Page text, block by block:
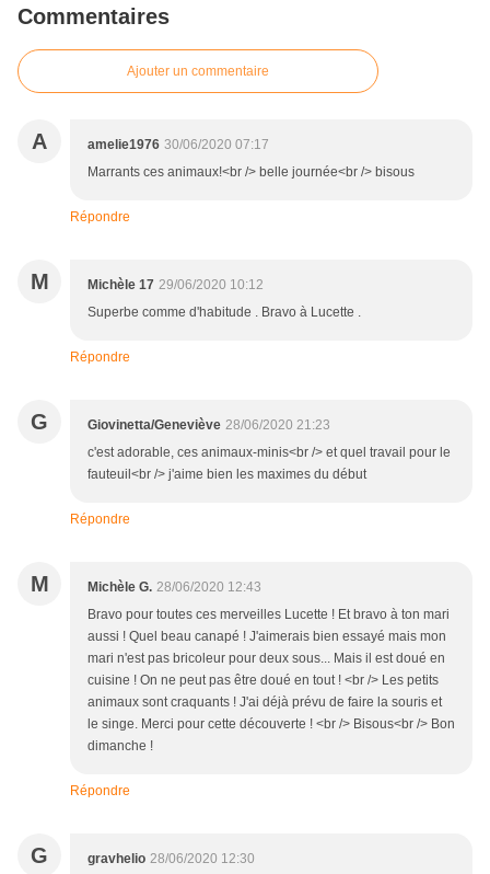
Commentaires
Ajouter un commentaire
A amelie1976 30/06/2020 07:17
Marrants ces animaux!<br /> belle journée<br /> bisous
Répondre
M Michèle 17 29/06/2020 10:12
Superbe comme d'habitude . Bravo à Lucette .
Répondre
G Giovinetta/Geneviève 28/06/2020 21:23
c'est adorable, ces animaux-minis<br /> et quel travail pour le
fauteuil<br /> j'aime bien les maximes du début
Répondre
M Michèle G. 28/06/2020 12:43
Bravo pour toutes ces merveilles Lucette ! Et bravo à ton mari
aussi ! Quel beau canapé ! J'aimerais bien essayé mais mon
mari n'est pas bricoleur pour deux sous... Mais il est doué en
cuisine ! On ne peut pas être doué en tout ! <br /> Les petits
animaux sont craquants ! J'ai déjà prévu de faire la souris et
le singe. Merci pour cette découverte ! <br /> Bisous<br /> Bon
dimanche !
Répondre
G gravhelio 28/06/2020 12:30